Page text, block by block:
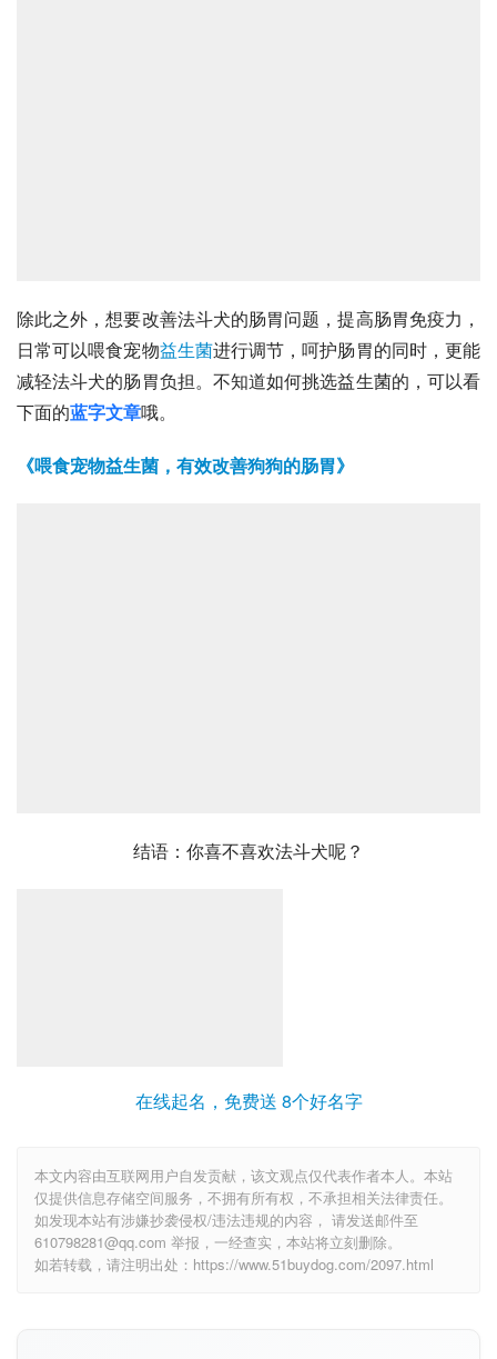
除此之外，想要改善法斗犬的肠胃问题，提高肠胃免疫力，
日常可以喂食宠物益生菌进行调节，呵护肠胃的同时，更能
减轻法斗犬的肠胃负担。不知道如何挑选益生菌的，可以看
下面的蓝字文章哦。
《喂食宠物益生菌，有效改善狗狗的肠胃》
结语：你喜不喜欢法斗犬呢？
在线起名，免费送 8个好名字
本文内容由互联网用户自发贡献，该文观点仅代表作者本人。本站
仅提供信息存储空间服务，不拥有所有权，不承担相关法律责任。
如发现本站有涉嫌抄袭侵权/违法违规的内容， 请发送邮件至
610798281@qq.com 举报，一经查实，本站将立刻删除。
如若转载，请注明出处：https://www.51buydog.com/2097.html